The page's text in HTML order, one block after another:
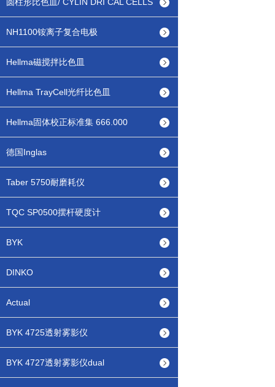
NH1100铵离子复合电极
Hellma磁搅拌比色皿
Hellma TrayCell光纤比色皿
Hellma固体校正标准集 666.000
德国Inglas
Taber 5750耐磨耗仪
TQC SP0500摆杆硬度计
BYK
DINKO
Actual
BYK 4725透射雾影仪
BYK 4727透射雾影仪dual